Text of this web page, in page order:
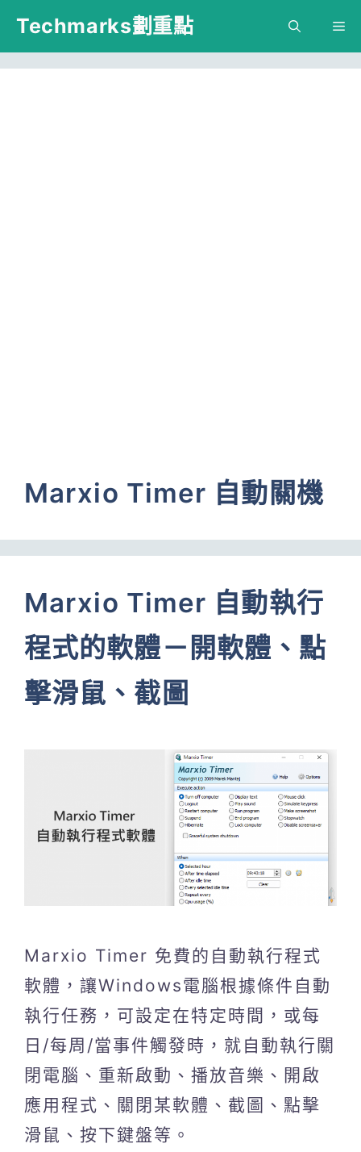
跳
主
Techmarks劃重點
Marxio Timer 自動關機
Marxio Timer 自動執行
程式的軟體－開軟體、點
擊滑鼠、截圖
Marxio Timer 免費的自動執行程式
軟體，讓Windows電腦根據條件自動
執行任務，可設定在特定時間，或每
日/每周/當事件觸發時，就自動執行關
閉電腦、重新啟動、播放音樂、開啟
應用程式、關閉某軟體、截圖、點擊
滑鼠、按下鍵盤等。